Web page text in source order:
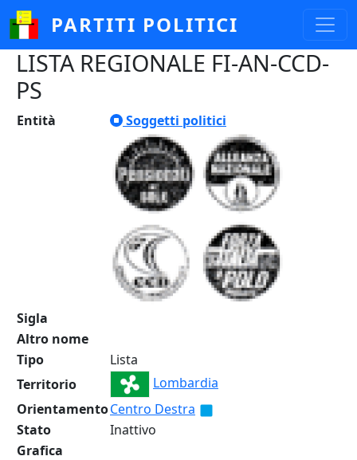
Salta al contenuto principale
PARTITI POLITICI
LISTA REGIONALE FI-AN-CCD-
PS
Entità Soggetti politici
Sigla
Altro nome
Tipo
Lista
Territorio
Lombardia
OrientamentoCentro Destra
Stato
Inattivo
Grafica